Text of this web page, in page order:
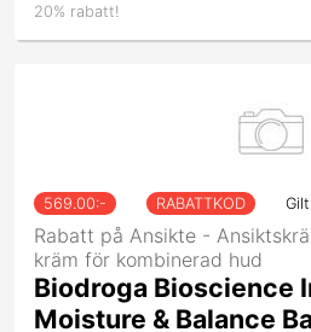
20% rabatt!
569.00:- RABATTKOD
Rabatt på Ansikte -
kräm för kombinerad hud
Biodroga Bioscience
Moisture & Balance